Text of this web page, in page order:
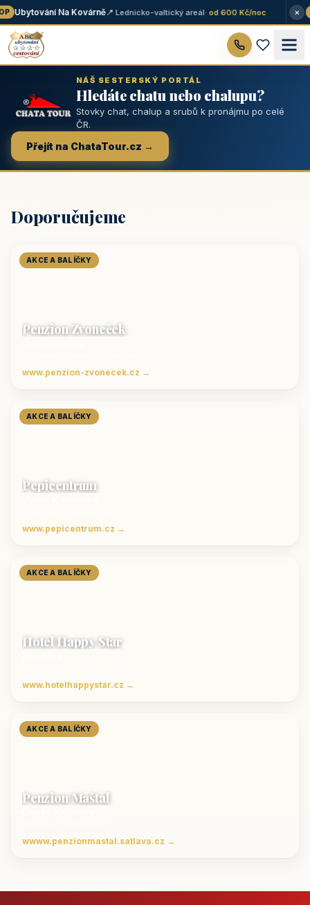
Ubytování Na Kovárně📍 Lednicko-valtický areál· od 600 Kč/noc ★
×
NÁŠ SESTERSKÝ PORTÁL
Hledáte chatu nebo chalupu?
Stovky chat, chalup a srubů k pronájmu po celé
ČR.
Přejít na ChataTour.cz →
Doporučujeme
AKCE A BALÍČKY
Penzion Zvoneček
www.penzion-zvonecek.cz →
AKCE A BALÍČKY
Pepicentrum
www.pepicentrum.cz →
AKCE A BALÍČKY
Hotel Happy Star
www.hotelhappystar.cz →
AKCE A BALÍČKY
Penzion Maštal
wwww.penzionmastal.satlava.cz →